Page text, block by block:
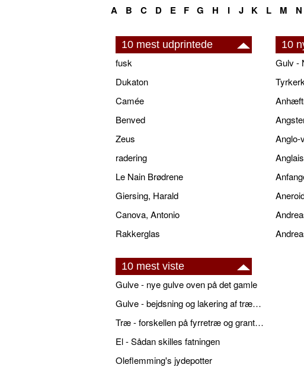
A B C D E F G H I J K L M N
10 mest udprintede
fusk
Dukaton
Camée
Benved
Zeus
radering
Le Nain Brødrene
Giersing, Harald
Canova, Antonio
Rakkerglas
10
Gulv -
Anglo-
10 mest viste
Gulve - nye gulve oven på det gamle
Gulve - bejdsning og lakering af trægulve
Træ - forskellen på fyrretræ og grantræ
El - Sådan skilles fatningen
Oleflemming's jydepotter